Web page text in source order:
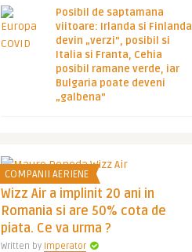
Posibil de saptamana
viitoare: Irlanda si Finlanda
devin „verzi”, posibil si
Italia si Franta, Cehia
posibil ramane verde, iar
Bulgaria poate deveni
„galbena”
COMPANII AERIENE
Wizz Air a implinit 20 ani in
Romania si are 50% cota de
piata. Ce va urma ?
Written by Imperator